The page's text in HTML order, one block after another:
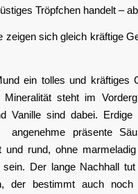
Tröpfchen handelt –
zeigen sich gleich kräftige
ein tolles und kräftiges
Mineralität steht im
Vanille sind dabei. Erdige
angenehme präsente
und rund, ohne
sein. Der lange Nachhall
der bestimmt auch